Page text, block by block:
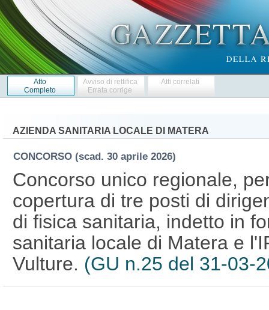
Atto
Completo
Avviso di rettifica
Errata corrige
Atti correlati
AZIENDA SANITARIA LOCALE DI MATERA
CONCORSO (scad. 30 aprile 2026)
Concorso unico regionale,
copertura di tre posti di
di fisica sanitaria, indetto in
sanitaria locale di Matera e
Vulture. (GU n.25 del 31-03-